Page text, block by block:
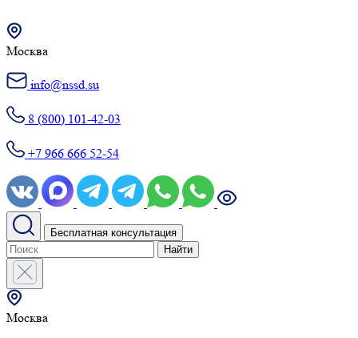
Москва
info@nssd.su
8 (800) 101-42-03
+7 966 666 52-54
Бесплатная консультация
Найти
Москва